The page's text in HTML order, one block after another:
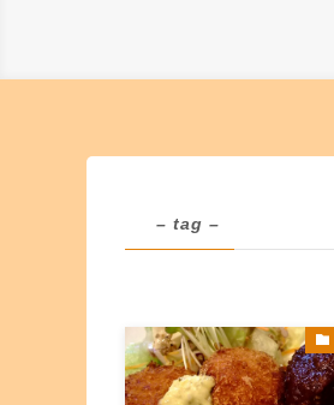
– tag –